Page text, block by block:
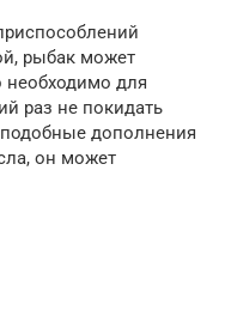
рыбак может
необходимо для
раз не покидать
дополнения
он может